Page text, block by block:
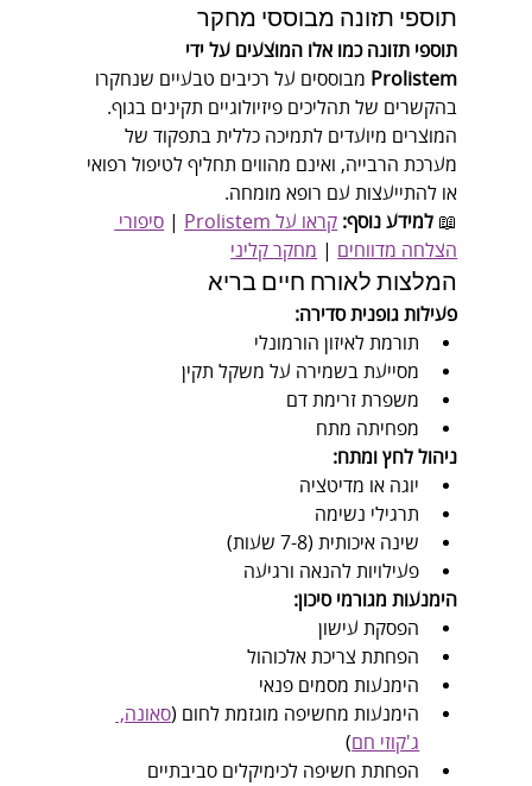
תוספי תזונה מבוססי מחקר
תוספי תזונה כמו אלו המוצעים על ידי
Prolistem מבוססים על רכיבים טבעיים שנחקרו
בהקשרים של תהליכים פיזיולוגיים תקינים בגוף.
המוצרים מיועדים לתמיכה כללית בתפקוד של
מערכת הרבייה, ואינם מהווים תחליף לטיפול רפואי
או להתייעצות עם רופא מומחה.
📖 למידע נוסף: קראו על Prolistem | סיפורי
הצלחה מדווחים | מחקר קליני
המלצות לאורח חיים בריא
פעילות גופנית סדירה:
תורמת לאיזון הורמונלי
מסייעת בשמירה על משקל תקין
משפרת זרימת דם
מפחיתה מתח
ניהול לחץ ומתח:
יוגה או מדיטציה
תרגילי נשימה
שינה איכותית (7-8 שעות)
פעילויות להנאה ורגיעה
הימנעות מגורמי סיכון:
הפסקת עישון
הפחתת צריכת אלכוהול
הימנעות מסמים פנאי
הימנעות מחשיפה מוגזמת לחום (סאונה,
ג'קוזי חם)
הפחתת חשיפה לכימיקלים סביבתיים